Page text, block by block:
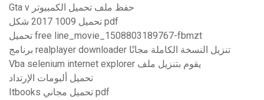
Gta v حفظ ملف تحميل الكمبيوتر
تحميل 1009 2017 شكل pdf
تحميل free line_movie_1508803189767-fbmzt
برنامج realplayer downloader تنزيل النسخة الكاملة مجانًا
Vba selenium internet explorer يقوم بتنزيل ملف
تحميل ألبومات الإرتداد
Itbooks تحميل مجاني pdf